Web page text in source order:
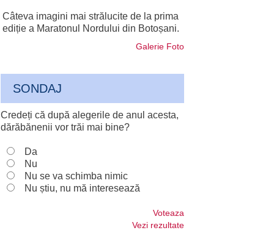
Câteva imagini mai strălucite de la prima
ediție a Maratonul Nordului din Botoșani.
Galerie Foto
SONDAJ
Credeți că după alegerile de anul acesta,
dărăbănenii vor trăi mai bine?
Da
Nu
Nu se va schimba nimic
Nu știu, nu mă interesează
Voteaza
Vezi rezultate